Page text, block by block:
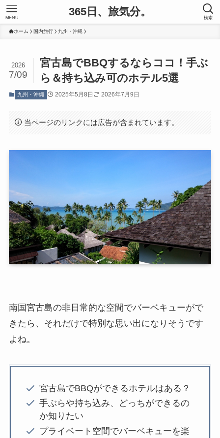
365日、旅気分。 検索
MENU
ホーム 国内旅行 九州・沖縄
宮古島でBBQするならココ！手ぶ
ら＆持ち込み可のホテル5選
2026
7/09
九州・沖縄 2025年5月8日 2026年7月9日
当ページのリンクには広告が含まれています。
南国宮古島の非日常的な空間でバーベキューがで
きたら、それだけで特別な思い出になりそうです
よね。
宮古島でBBQができるホテルはある？
手ぶらや持ち込み、どっちができるの
か知りたい
プライベート空間でバーベキューを楽